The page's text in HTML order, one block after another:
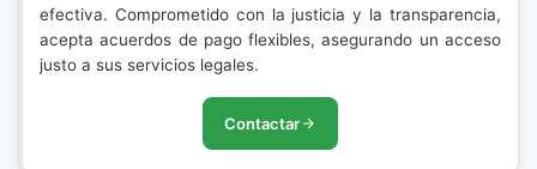
efectiva. Comprometido con la justicia y la transparencia,
acepta acuerdos de pago flexibles, asegurando un acceso
justo a sus servicios legales.
Contactar